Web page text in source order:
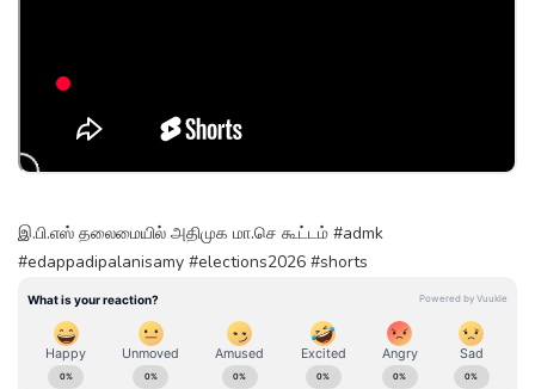
இ.பி.எஸ் தலைமையில் அதிமுக மா.செ கூட்டம் #admk
#edappadipalanisamy #elections2026 #shorts